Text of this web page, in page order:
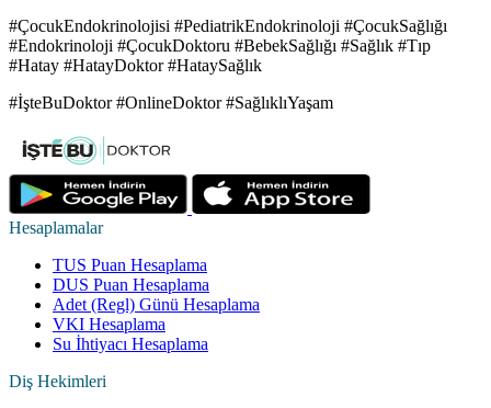
#ÇocukEndokrinolojisi #PediatrikEndokrinoloji #ÇocukSağlığı
#Endokrinoloji #ÇocukDoktoru #BebekSağlığı #Sağlık #Tıp
#Hatay #HatayDoktor #HataySağlık
#İşteBuDoktor #OnlineDoktor #SağlıklıYaşam
Hesaplamalar
TUS Puan Hesaplama
DUS Puan Hesaplama
Adet (Regl) Günü Hesaplama
VKI Hesaplama
Su İhtiyacı Hesaplama
Diş Hekimleri